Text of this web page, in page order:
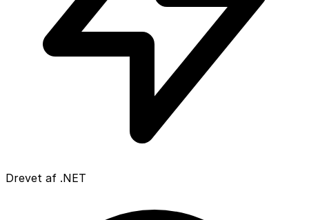
Drevet af .NET